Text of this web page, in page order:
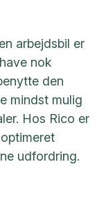
arbejdsbil er
nok
den
mindst mulig
Hos Rico er
udfordring.